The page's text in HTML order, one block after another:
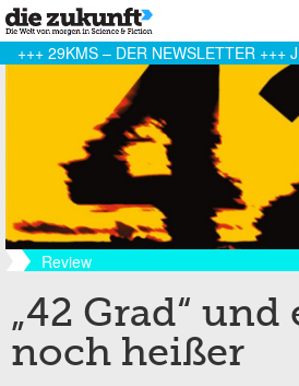
+++ 29KMS – DER NEWSLETTER +++
Review
„42 Grad“ und
noch heißer